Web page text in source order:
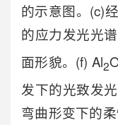
的示意图。(c)
的应力发光光
面形貌。(f) Al2
发下的光致发
弯曲形变下的